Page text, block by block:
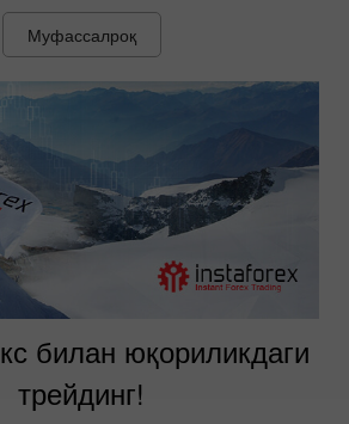
Муфассалроқ
билан юқориликдаги
трейдинг!